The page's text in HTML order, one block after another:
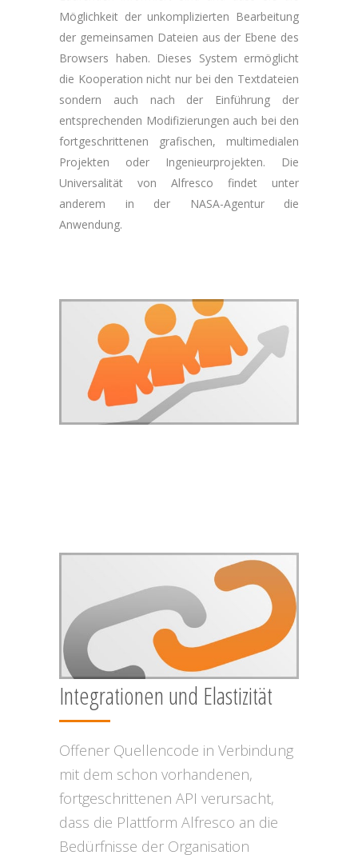
Möglichkeit der unkomplizierten Bearbeitung
der gemeinsamen Dateien aus der Ebene des
Browsers haben. Dieses System ermöglicht
die Kooperation nicht nur bei den Textdateien
sondern auch nach der Einführung der
entsprechenden Modifizierungen auch bei den
fortgeschrittenen grafischen, multimedialen
Projekten oder Ingenieurprojekten. Die
Universalität von Alfresco findet unter
anderem in der NASA-Agentur die
Anwendung.
Integrationen und Elastizität
Offener Quellencode in Verbindung
mit dem schon vorhandenen,
fortgeschrittenen API verursacht,
dass die Plattform Alfresco an die
Bedürfnisse der Organisation